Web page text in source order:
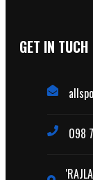
GET IN TUCH
098